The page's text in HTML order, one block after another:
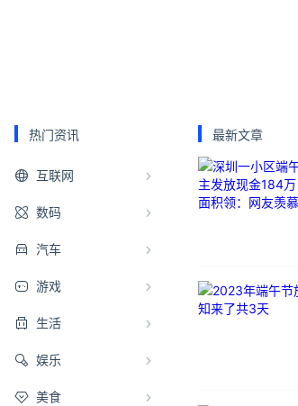
热门资讯
互联网
数码
汽车
游戏
生活
娱乐
美食
最新文章